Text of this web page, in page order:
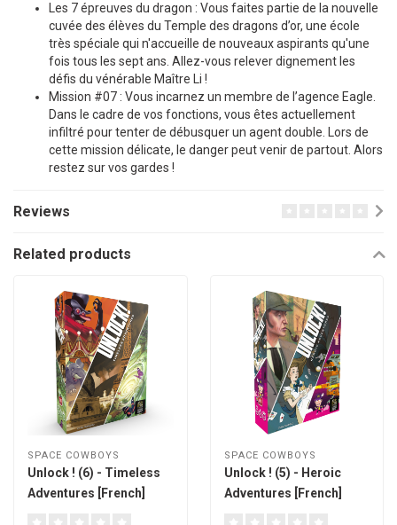
Les 7 épreuves du dragon : Vous faites partie de la nouvelle
cuvée des élèves du Temple des dragons d’or, une école
très spéciale qui n'accueille de nouveaux aspirants qu'une
fois tous les sept ans. Allez-vous relever dignement les
défis du vénérable Maître Li !
Mission #07 : Vous incarnez un membre de l’agence Eagle.
Dans le cadre de vos fonctions, vous êtes actuellement
infiltré pour tenter de débusquer un agent double. Lors de
cette mission délicate, le danger peut venir de partout. Alors
restez sur vos gardes !
Reviews
Related products
SPACE COWBOYS
Unlock ! (6) - Timeless
Adventures [French]
SPACE COWBOYS
Unlock ! (5) - Heroic
Adventures [French]